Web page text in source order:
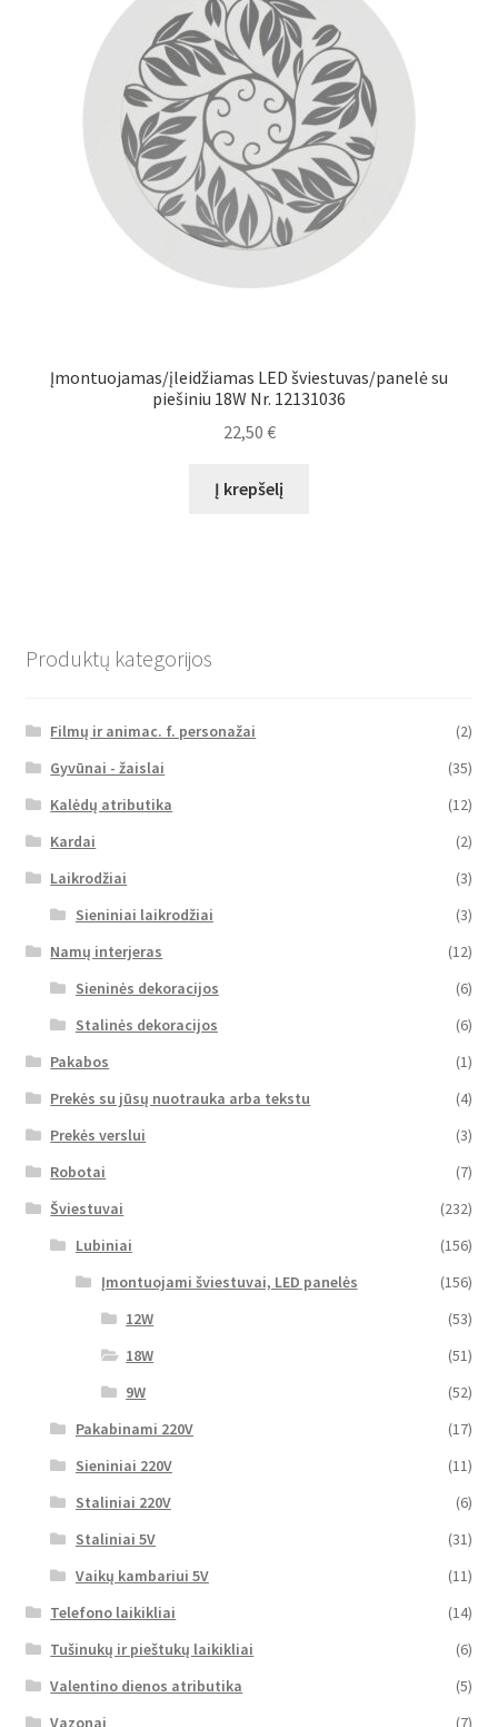
Įmontuojamas/įleidžiamas LED šviestuvas/panelė su
piešiniu 18W Nr. 12131036
22,50 €
Į krepšelį
Produktų kategorijos
Filmų ir animac. f. personažai
(2)
Gyvūnai - žaislai
(35)
Kalėdų atributika
(12)
Kardai
(2)
Laikrodžiai
(3)
Sieniniai laikrodžiai
(3)
Namų interjeras
(12)
Sieninės dekoracijos
(6)
Stalinės dekoracijos
(6)
Pakabos
(1)
Prekės su jūsų nuotrauka arba tekstu
(4)
Prekės verslui
(3)
Robotai
(7)
Šviestuvai
(232)
Lubiniai
(156)
Įmontuojami šviestuvai, LED panelės
(156)
12W
(53)
18W
(51)
9W
(52)
Pakabinami 220V
(17)
Sieniniai 220V
(11)
Staliniai 220V
(6)
Staliniai 5V
(31)
Vaikų kambariui 5V
(11)
Telefono laikikliai
(14)
Tušinukų ir pieštukų laikikliai
(6)
Valentino dienos atributika
(5)
Vazonai
(7)